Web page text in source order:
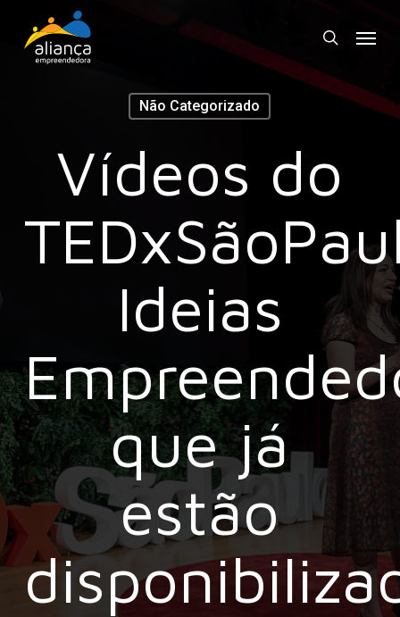
search
Não Categorizado
Vídeos do
Ideias
que já
estão